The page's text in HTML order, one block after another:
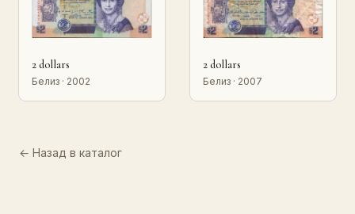
2 dollars
Белиз · 2002
2 dollars
Белиз · 2007
← Назад в каталог